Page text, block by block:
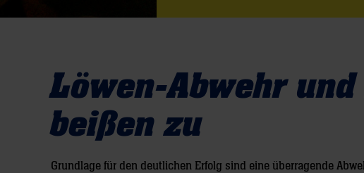
Löwen-Abwehr
beißen zu
Grundlage für den deutlichen Erfolg sind eine überragende